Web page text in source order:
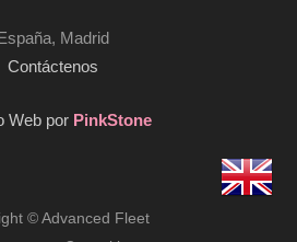
Madrid
Contáctenos
Web por PinkStone
© Advanced Fleet